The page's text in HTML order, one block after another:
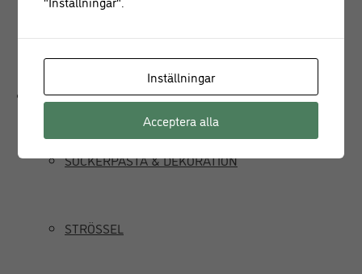
Delikatesser
SOCKERPASTA & DEKORATION
STRÖSSEL
Inställningar
Acceptera alla